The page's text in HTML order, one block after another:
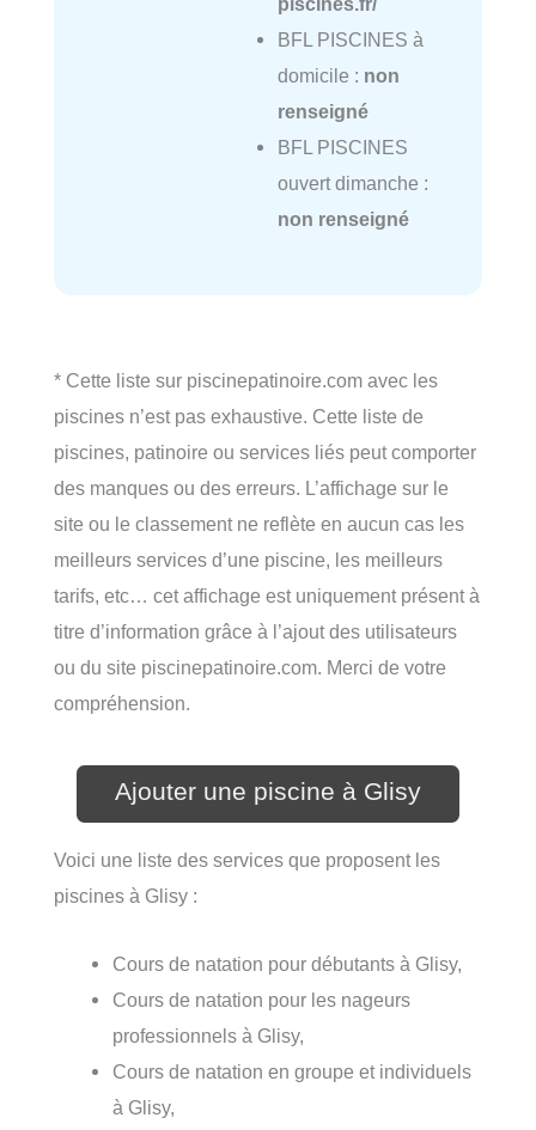
BFL PISCINES à
domicile : non
renseigné
BFL PISCINES
ouvert dimanche :
non renseigné
* Cette liste sur piscinepatinoire.com avec les
piscines n’est pas exhaustive. Cette liste de
piscines, patinoire ou services liés peut comporter
des manques ou des erreurs. L’affichage sur le
site ou le classement ne reflète en aucun cas les
meilleurs services d’une piscine, les meilleurs
tarifs, etc… cet affichage est uniquement présent à
titre d’information grâce à l’ajout des utilisateurs
ou du site piscinepatinoire.com. Merci de votre
compréhension.
Ajouter une piscine à Glisy
Voici une liste des services que proposent les
piscines à Glisy :
Cours de natation pour débutants à Glisy,
Cours de natation pour les nageurs
professionnels à Glisy,
Cours de natation en groupe et individuels
à Glisy,